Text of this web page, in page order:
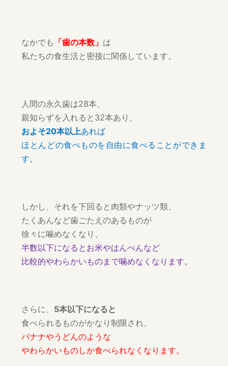
なかでも 「歯の本数」 は
私たちの食生活と密接に関係しています。
人間の永久歯は28本、
親知らずを入れると32本あり、
およそ20本以上あれば
ほとんどの食べものを自由に食べることができま
す。
しかし、それを下回ると肉類やナッツ類、
たくあんなど歯ごたえのあるものが
徐々に噛めなくなり、
半数以下になるとお米やはんぺんなど
比較的やわらかいものまで噛めなくなります。
さらに、 5本以下になると
食べられるものがかなり制限され、
バナナやうどんのような
やわらかいものしか食べられなくなります。